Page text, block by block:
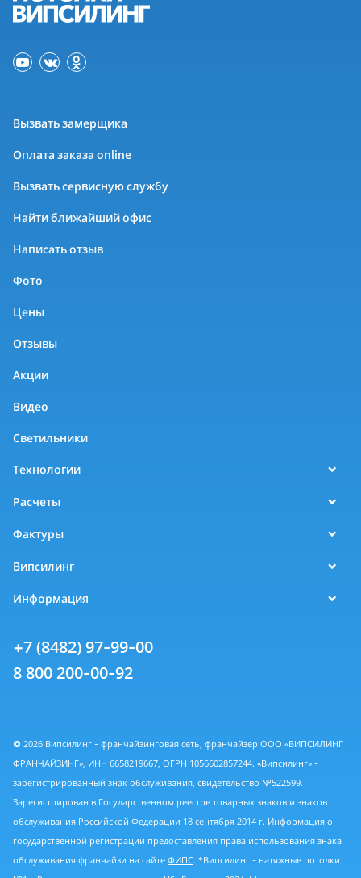
Вызвать замерщика
Оплата заказа online
Вызвать сервисную службу
Найти ближайший офис
Написать отзыв
Фото
Цены
Отзывы
Акции
Видео
Светильники
Технологии
Расчеты
Фактуры
Випсилинг
Информация
+7 (8482) 97-99-00
8 800 200-00-92
© 2026 Випсилинг - франчайзинговая сеть, франчайзер ООО «ВИПСИЛИНГ
ФРАНЧАЙЗИНГ», ИНН 6658219667, ОГРН 1056602857244. «Випсилинг» -
зарегистрированный знак обслуживания, свидетельство №522599.
Зарегистрирован в Государственном реестре товарных знаков и знаков
обслуживания Российской Федерации 18 сентября 2014 г. Информация о
государственной регистрации предоставления права использования знака
обслуживания франчайзи на сайте ФИПС. *Випсилинг - натяжные потолки